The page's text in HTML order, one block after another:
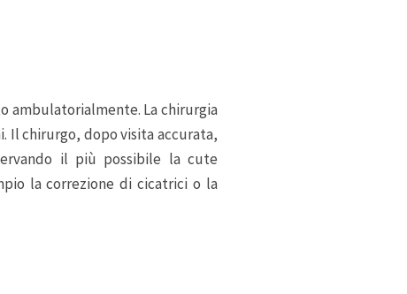
ambulatorialmente. La chirurgia
Il chirurgo, dopo visita accurata,
il più possibile la cute
la correzione di cicatrici o la